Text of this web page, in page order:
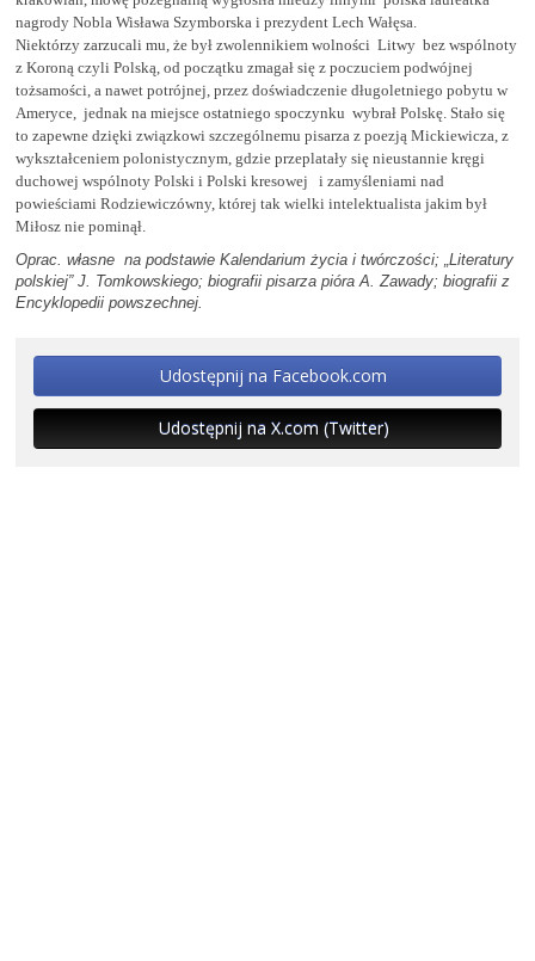
nagrody Nobla Wisława Szymborska i prezydent Lech Wałęsa.
Niektórzy zarzucali mu, że był zwolennikiem wolności Litwy bez wspólnoty
z Koroną czyli Polską, od początku zmagał się z poczuciem podwójnej
tożsamości, a nawet potrójnej, przez doświadczenie długoletniego pobytu w
Ameryce, jednak na miejsce ostatniego spoczynku wybrał Polskę. Stało się
to zapewne dzięki związkowi szczególnemu pisarza z poezją Mickiewicza, z
wykształceniem polonistycznym, gdzie przeplatały się nieustannie kręgi
duchowej wspólnoty Polski i Polski kresowej i zamyśleniami nad
powieściami Rodziewiczówny, której tak wielki intelektualista jakim był
Miłosz nie pominął.
Oprac. własne na podstawie Kalendarium życia i twórczości; „Literatury
polskiej” J. Tomkowskiego; biografii pisarza pióra A. Zawady; biografii z
Encyklopedii powszechnej.
Udostępnij na Facebook.com
Udostępnij na X.com (Twitter)